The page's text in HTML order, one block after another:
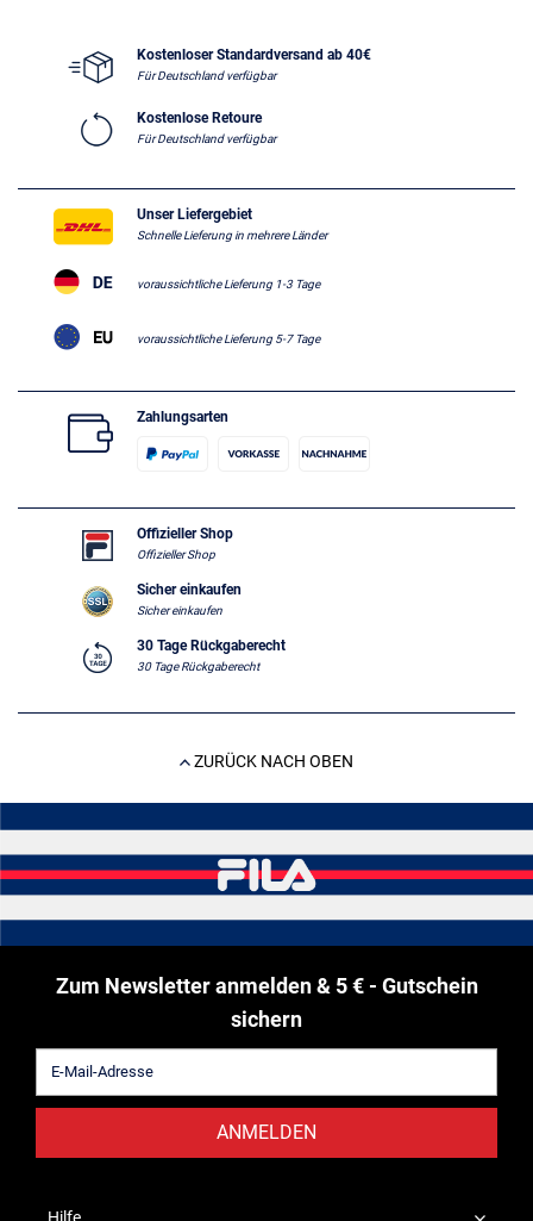
Kostenloser Standardversand ab 40€
Für Deutschland verfügbar
Kostenlose Retoure
Für Deutschland verfügbar
Unser Liefergebiet
Schnelle Lieferung in mehrere Länder
voraussichtliche Lieferung 1-3 Tage
voraussichtliche Lieferung 5-7 Tage
Zahlungsarten
Offizieller Shop
Offizieller Shop
Sicher einkaufen
Sicher einkaufen
30 Tage Rückgaberecht
30 Tage Rückgaberecht
ZURÜCK NACH OBEN
Zum Newsletter anmelden & 5 € - Gutschein
sichern
ANMELDEN
Hilfe